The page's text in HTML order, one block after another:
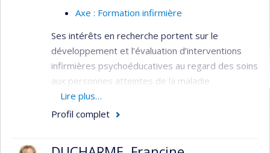
Axe : Formation infirmière
Ses intérêts en recherche portent sur le
développement et l’évaluation d’interventions
infirmières psychoéducatives au regard des soins
aux personnes atteintes de la maladie
d'Alzheimer ou de maladies apparentées et à
leurs proches aidants. Son travail et ses études
Lire plus…
Profil complet